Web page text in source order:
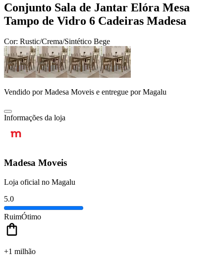
Conjunto Sala de Jantar Elóra Mesa
Tampo de Vidro 6 Cadeiras Madesa
Cor: Rustic/Crema/Sintético Bege
Vendido porMadesa Moveis e entregue por Magalu
Informações da loja
Madesa Moveis
Loja oficial no Magalu
5.0
RuimÓtimo
+1 milhão